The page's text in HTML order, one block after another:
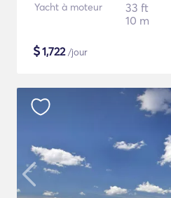
Yacht à moteur
33 ft
10 m
$1,722/jour